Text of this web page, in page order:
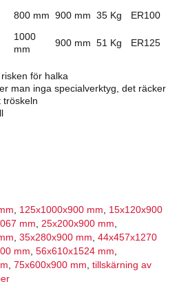
800 mm 900 mm 35 Kg
ER100
1000
mm
900 mm 51 Kg ER125
för halka
man inga specialverktyg, det räcker
tröskeln
125x1000x900 mm
15x120x900
mm 25x200x900 mm
35x280x900 mm 44x457x1270
mm 56x610x1524 mm
75x600x900 mm tillskärning av